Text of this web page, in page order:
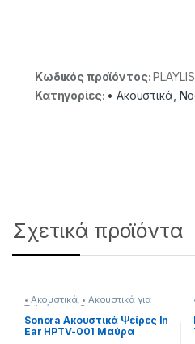
Κωδικός προϊόντος:
Κατηγορίες: • Ακουστικά
Σχετικά προϊόντα
• Ακουστικά, • Ακουστικά για
Τηλεόραση Sonora
Sonora Ακουστικά Ψείρες In
Ear HPTV-001 Μαύρα